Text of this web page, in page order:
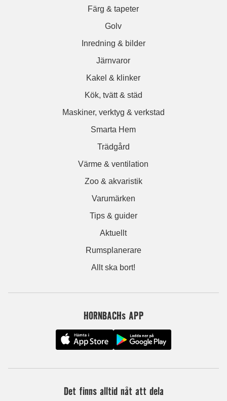
Färg & tapeter
Golv
Inredning & bilder
Järnvaror
Kakel & klinker
Kök, tvätt & städ
Maskiner, verktyg & verkstad
Smarta Hem
Trädgård
Värme & ventilation
Zoo & akvaristik
Varumärken
Tips & guider
Aktuellt
Rumsplanerare
Allt ska bort!
HORNBACHs APP
Det finns alltid nåt att dela